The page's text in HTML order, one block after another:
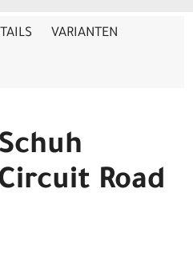
VARIANTEN
Road